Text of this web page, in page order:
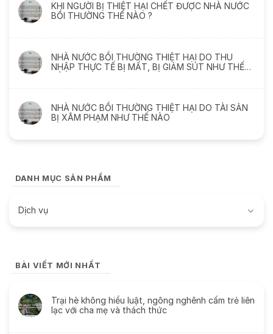
KHI NGƯỜI BỊ THIỆT HẠI CHẾT ĐƯỢC NHÀ NƯỚC
BỒI THƯỜNG THẾ NÀO ?
NHÀ NƯỚC BỒI THƯỜNG THIỆT HẠI DO THU
NHẬP THỰC TẾ BỊ MẤT, BỊ GIẢM SÚT NHƯ THẾ
NHÀ NƯỚC BỒI THƯỜNG THIỆT HẠI DO TÀI SẢN
BỊ XÂM PHẠM NHƯ THẾ NÀO
DANH MỤC SẢN PHẨM
Dịch vụ
BÀI VIẾT MỚI NHẤT
Trại hè không hiểu luật, ngông nghênh cấm trẻ liên
lạc với cha mẹ và thách thức